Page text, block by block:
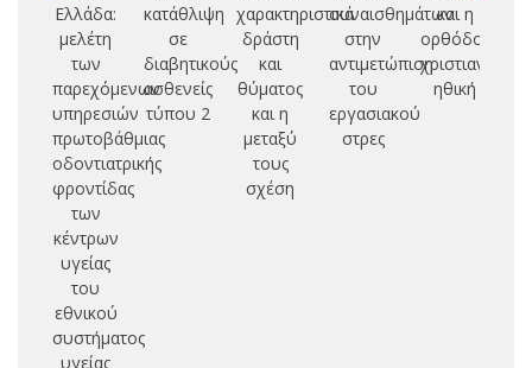
Ελλάδα:
μελέτη
των
παρεχόμενων
υπηρεσιών
πρωτοβάθμιας
οδοντιατρικής
φροντίδας
των
κέντρων
υγείας
του
εθνικού
συστήματος
υγείας
κατάθλιψη
σε
διαβητικούς
ασθενείς
τύπου 2
χαρακτηριστικά
δράστη
και
θύματος
και η
μεταξύ
τους
σχέση
συναισθημάτων
στην
αντιμετώπιση
του
εργασιακού
στρες
και η
ορθόδοξη
χριστιανική
ηθική